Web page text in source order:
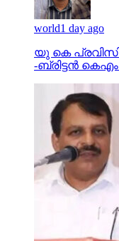
world1 day ago
യു കെ
-ബ്രിട്ടൻ